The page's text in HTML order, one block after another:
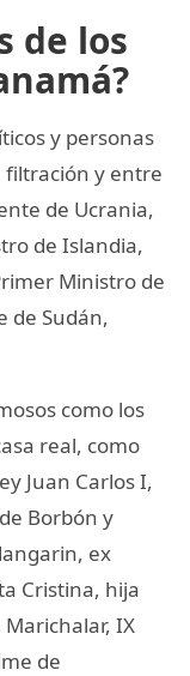
de los
y personas
filtración y entre
de Ucrania,
de Islandia,
Ministro de
de Sudán,
como los
real, como
Juan Carlos I,
Borbón y
ex
Cristina, hija
IX
de